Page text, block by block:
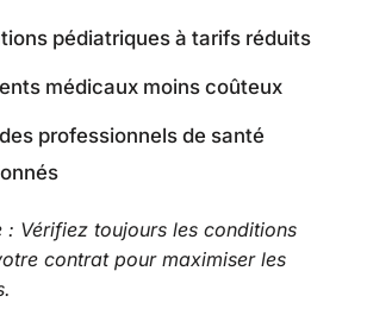
pédiatriques à tarifs réduits
médicaux moins coûteux
professionnels de santé
: Vérifiez toujours les conditions
contrat pour maximiser les